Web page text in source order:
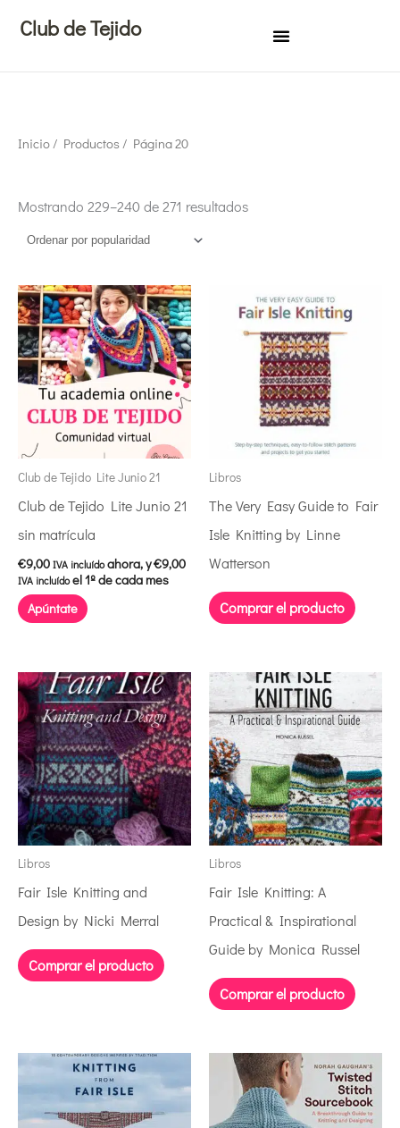
contenido
Club de Tejido
Inicio/ Productos / Página 20
Mostrando 229–240 de 271 resultados
Club de Tejido Lite Junio 21
Club de Tejido Lite Junio 21
sin matrícula
€9,00 IVA incluído ahora, y€9,00
IVA incluído el 1º de cada mes
Apúntate
Libros
The Very Easy Guide to Fair
Isle Knitting by Linne
Watterson
Comprar el producto
Libros
Fair Isle Knitting and
Design by Nicki Merral
Comprar el producto
Libros
Fair Isle Knitting: A
Practical & Inspirational
Guide by Monica Russel
Comprar el producto